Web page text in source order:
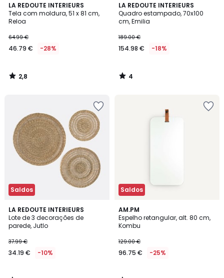
LA REDOUTE INTERIEURS
Tela com moldura, 51 x 81 cm,
Reloa
64.99 €
46.79 € -28%
2,8
/ 5
2,8
/
LA REDOUTE INTERIEURS
Quadro estampado, 70x100
cm, Emilia
189.00 €
154.98 € -18%
4
/
5
4
/
Saldos
LA REDOUTE INTERIEURS
Lote de 3 decorações de
parede, Jutlo
37.99 €
34.19 € -10%
4,4
/ 5
Saldos
AM.PM
Espelho retangular, alt. 80 cm,
Kombu
129.00 €
96.75 € -25%
4,8
/ 5